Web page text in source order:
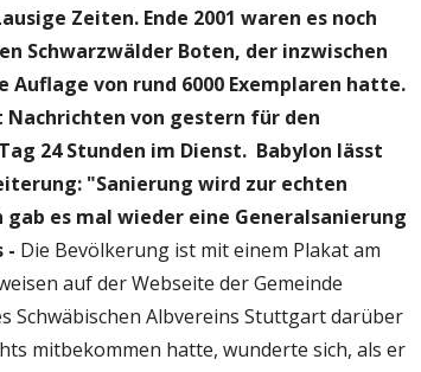
Zeiten. Ende 2001 waren es noch
Schwarzwälder Boten, der inzwischen
Auflage von rund 6000 Exemplaren hatte.
Nachrichten von gestern für den
24 Stunden im Dienst. Babylon lässt
"Sanierung wird zur echten
gab es mal wieder eine Generalsanierung
- Die Bevölkerung ist mit einem Plakat am
auf der Webseite der Gemeinde
Schwäbischen Albvereins Stuttgart darüber
mitbekommen hatte, wunderte sich, als er